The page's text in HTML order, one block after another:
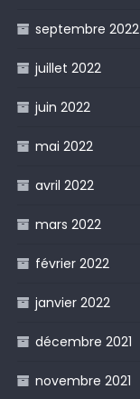
septembre 2022
juillet 2022
juin 2022
mai 2022
avril 2022
mars 2022
février 2022
janvier 2022
décembre 2021
novembre 2021